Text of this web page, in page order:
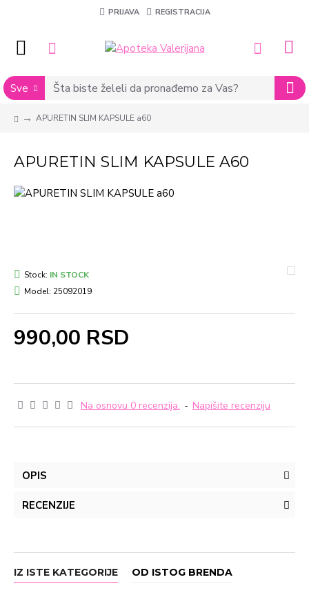
PRIJAVA REGISTRACIJA
Sve
APURETIN SLIM KAPSULE a60
APURETIN SLIM KAPSULE A60
Na osnovu 0 recenzija. - Napišite recenziju
990,00 RSD
Stock: IN STOCK
Model: 25092019
OPIS
RECENZIJE
IZ ISTE KATEGORIJE OD ISTOG BRENDA